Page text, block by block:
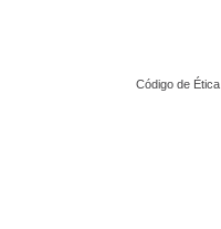
Código de Ética